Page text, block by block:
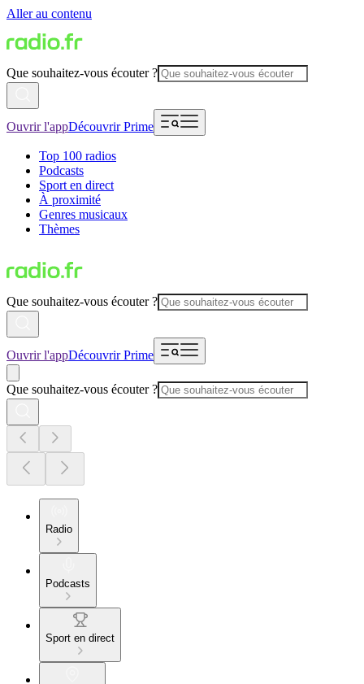
Aller au contenu
Que souhaitez-vous écouter ?
Ouvrir l'appDécouvrir Prime
Top 100 radios
Podcasts
Sport en direct
À proximité
Genres musicaux
Thèmes
Que souhaitez-vous écouter ?
Ouvrir l'appDécouvrir Prime
Que souhaitez-vous écouter ?
Radio
Podcasts
Sport en direct